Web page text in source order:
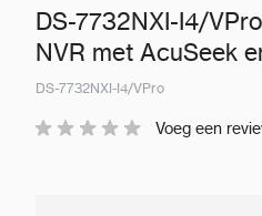
DS-7732NXI-I4/
NVR met AcuSeek
DS-7732NXI-I4/VPro
Voeg een